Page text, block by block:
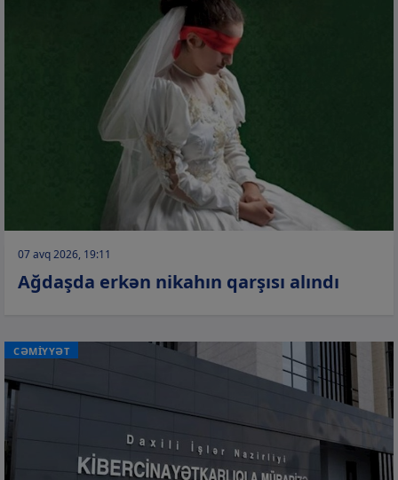
07 avq 2026, 19:11
Ağdaşda erkən nikahın qarşısı alındı
CƏMİYYƏT